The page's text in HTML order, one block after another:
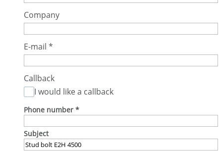
Company
E-mail *
Callback
I would like a callback
Phone number *
Subject